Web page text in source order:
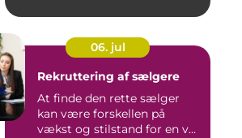
06. jul
Rekruttering af sælgere
At finde den rette sælger
kan være forskellen på
vækst og stilstand for en v...